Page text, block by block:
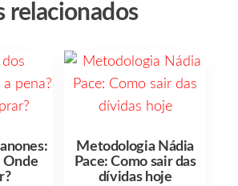
relacionados
Onde
Metodologia Nádia
Pace: Como sair das
dívidas hoje